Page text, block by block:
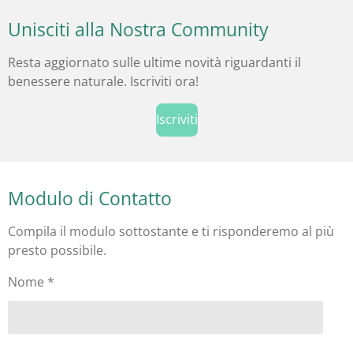
Unisciti alla Nostra Community
Resta aggiornato sulle ultime novità riguardanti il
benessere naturale. Iscriviti ora!
Iscriviti
Modulo di Contatto
Compila il modulo sottostante e ti risponderemo al più
presto possibile.
Nome *